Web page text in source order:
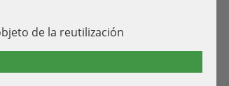
de la reutilización